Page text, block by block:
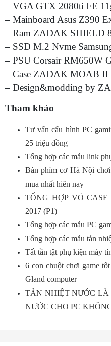
– VGA GTX 2080ti FE
– Mainboard Asus Z390
– Ram ZADAK SHIELD
– SSD M.2 Nvme
– PSU Corsair RM650W
– Case ZADAK MOAB II
– Design&modding by
Tham khảo
Tư vấn cấu hình PC
25 triệu đồng
Tổng hợp các mẫu link
Bàn phím cơ Hà Nội
mua nhất hiên nay
TỔNG HỢP VỎ
2017 (P1)
Tổng hợp các mẫu PC
Tổng hợp các mẫu tản
Tất tần tật phụ kiện máy
6 con chuột chơi game
Gland computer
TẢN NHIỆT NƯỚC LÀ
NƯỚC CHO PC